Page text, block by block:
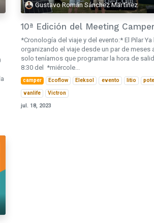
Gustavo Román Sánchez Martínez
10ª Edición del Meeting
*Cronología del viaje y del evento:* El Pilar
organizando el viaje desde un par de meses
solo teníamos que programar la hora de
8:30 del *miércole...
camper Ecoflow Eleksol evento litio
vanlife Victron
jul. 18, 2023